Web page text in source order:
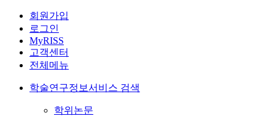
회원가입
로그인
MyRISS
고객센터
전체메뉴
학술연구정보서비스 검색
학위논문